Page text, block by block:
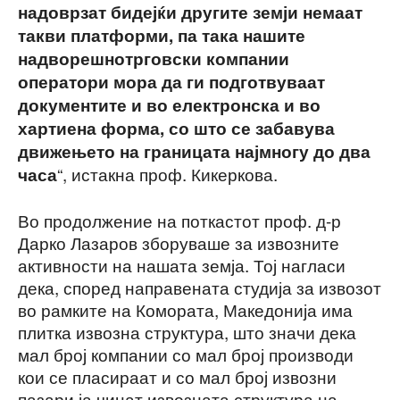
надоврзат бидејќи другите земји немаат
такви платформи, па така нашите
надворешнотрговски компании
оператори мора да ги подготвуваат
документите и во електронска и во
хартиена форма, со што се забавува
движењето на границата најмногу до два
часа“, истакна проф. Кикеркова.
Во продолжение на поткастот проф. д-р
Дарко Лазаров зборуваше за извозните
активности на нашата земја. Тој нагласи
дека, според направената студија за извозот
во рамките на Комората, Македонија има
плитка извозна структура, што значи дека
мал број компании со мал број производи
кои се пласираат и со мал број извозни